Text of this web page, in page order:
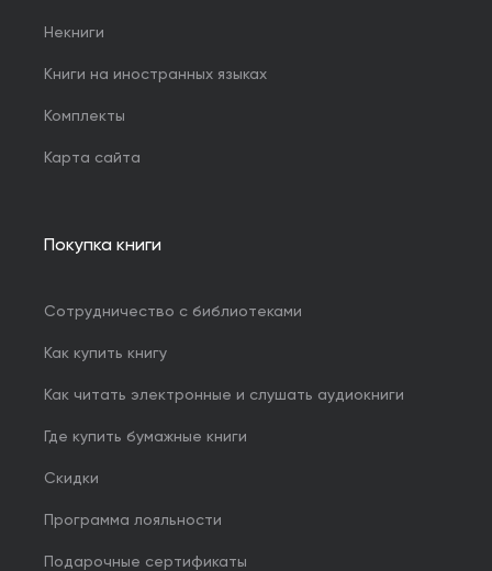
Некниги
Книги на иностранных языках
Комплекты
Карта сайта
Покупка книги
Сотрудничество с библиотеками
Как купить книгу
Как читать электронные и слушать аудиокниги
Где купить бумажные книги
Скидки
Программа лояльности
Подарочные сертификаты